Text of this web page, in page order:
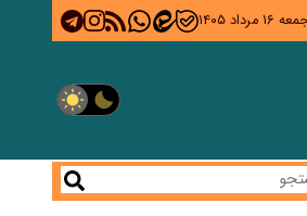
۱۶ مرداد ۱۴۰۵